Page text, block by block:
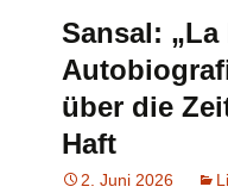
Sansal: „La
über die
Haft
2. Juni 2026